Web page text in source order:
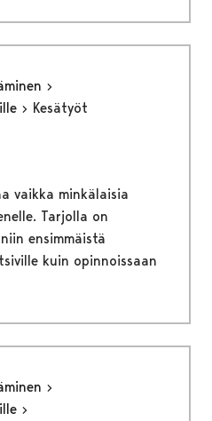
Kesätyöt
vaikka minkälaisia
Tarjolla on
ensimmäistä
kuin opinnoissaan